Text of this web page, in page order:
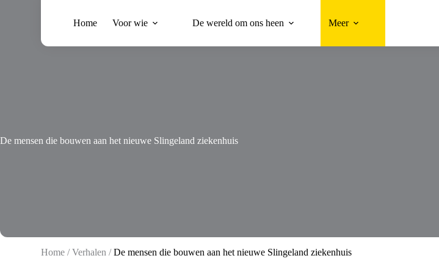
Home Voor wie De wereld om ons heen
Meer
De mensen die bouwen aan het nieuwe Slingeland ziekenhuis
Home /Verhalen /De mensen die bouwen aan het nieuwe Slingeland ziekenhuis